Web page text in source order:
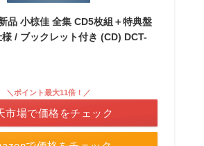
品 小椋佳 全集 CD5枚組＋特典盤
/ ブックレット付き (CD) DCT-
＼ポイント最大11倍！／
市場で価格をチェック